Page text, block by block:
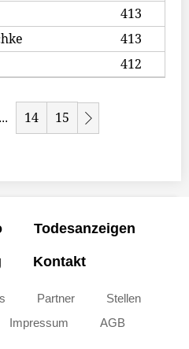
413
413
412
... 14 15
Todesanzeigen
Kontakt
Partner
Stellen
Impressum AGB